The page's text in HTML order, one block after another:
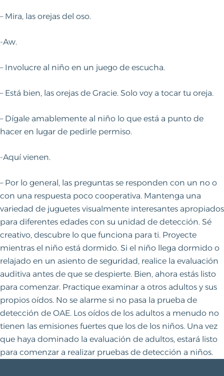
– Mira, las orejas del oso.
-Aw.
– Involucre al niño en un juego de escucha.
– Está bien, las orejas de Gracie. Solo voy a tocar tu oreja.
– Dígale amablemente al niño lo que está a punto de
hacer en lugar de pedirle permiso.
-Aquí vienen.
– Por lo general, las preguntas se responden con un no o
con una respuesta poco cooperativa. Mantenga una
variedad de juguetes visualmente interesantes apropiados
para diferentes edades con su unidad de detección. Sé
creativo, descubre lo que funciona para ti. Proyecte
mientras el niño está dormido. Si el niño llega dormido o
relajado en un asiento de seguridad, realice la evaluación
auditiva antes de que se despierte. Bien, ahora estás listo
para comenzar. Practique examinar a otros adultos y sus
propios oídos. No se alarme si no pasa la prueba de
detección de OAE. Los oídos de los adultos a menudo no
tienen las emisiones fuertes que los de los niños. Una vez
que haya dominado la evaluación de adultos, estará listo
para comenzar a realizar pruebas de detección a niños.